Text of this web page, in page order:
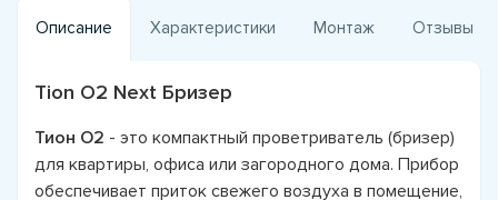
Описание Характеристики Монтаж Отзывы
Tion O2 Next Бризер
Тион О2 - это компактный проветриватель (бризер)
для квартиры, офиса или загородного дома. Прибор
обеспечивает приток свежего воздуха в помещение,